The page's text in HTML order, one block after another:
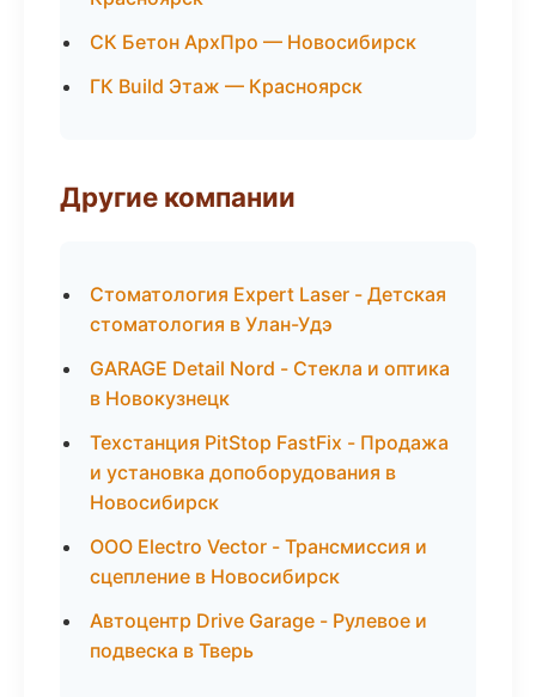
СК Бетон АрхПро — Новосибирск
ГК Build Этаж — Красноярск
Другие компании
Стоматология Expert Laser - Детская
стоматология в Улан-Удэ
GARAGE Detail Nord - Стекла и оптика
в Новокузнецк
Техстанция PitStop FastFix - Продажа
и установка допоборудования в
Новосибирск
ООО Electro Vector - Трансмиссия и
сцепление в Новосибирск
Автоцентр Drive Garage - Рулевое и
подвеска в Тверь